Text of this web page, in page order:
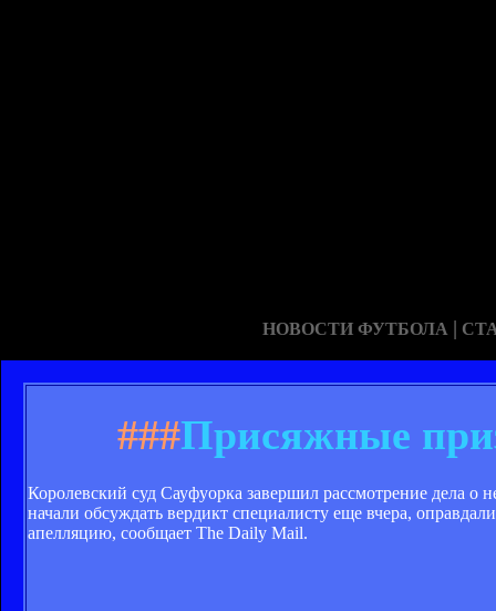
НОВОСТИ ФУТБОЛА |
###Присяжные
Королевский суд Сауфуорка завершил рассмотрение дела
начали обсуждать вердикт специалисту еще вчера,
апелляцию, сообщает The Daily Mail.